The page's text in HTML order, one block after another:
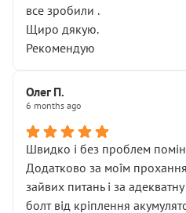
все зробили .
Щиро дякую.
Рекомендую
Олег П.
6 months ago
Швидко і без проблем
Додатково за моїм
зайвих питань і за
болт від кріплення